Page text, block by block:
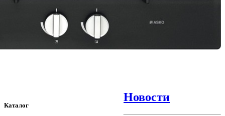
Каталог
Новости